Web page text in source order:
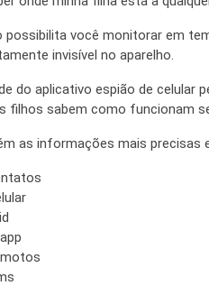
possibilita você monitorar em
invisível no aparelho.
do aplicativo espião de
filhos sabem como funcionam
as informações mais precisas